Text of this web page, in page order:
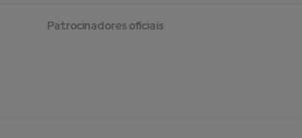
Patrocinadores oficiais